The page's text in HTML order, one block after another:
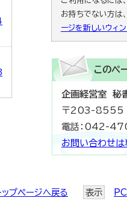
お持ちでない方は
ージを新しいウィ
このペ
企画経営室 秘
〒203-8555
電話：042-
お問い合わせは
ップページへ戻る 表示 PC